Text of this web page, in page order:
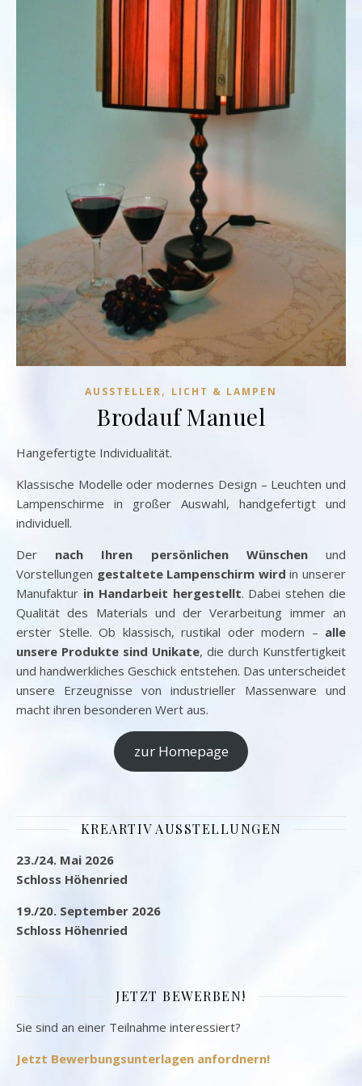
AUSSTELLER, LICHT & LAMPEN
Brodauf Manuel
Hangefertigte Individualität.
Klassische Modelle oder modernes Design – Leuchten und
Lampenschirme in großer Auswahl, handgefertigt und
individuell.
Der nach Ihren persönlichen Wünschenund
Vorstellungen gestaltete Lampenschirm wird in unserer
Manufaktur in Handarbeit hergestellt. Dabei stehen die
Qualität des Materials und der Verarbeitung immer an
erster Stelle. Ob klassisch, rustikal oder modern – alle
unsere Produkte sind Unikate, die durch Kunstfertigkeit
und handwerkliches Geschick entstehen. Das unterscheidet
unsere Erzeugnisse von industrieller Massenware und
macht ihren besonderen Wert aus.
zur Homepage
KREARTIV AUSSTELLUNGEN
23./24. Mai 2026
Schloss Höhenried
19./20. September 2026
Schloss Höhenried
JETZT BEWERBEN!
Sie sind an einer Teilnahme interessiert?
Jetzt Bewerbungsunterlagen anfordnern!